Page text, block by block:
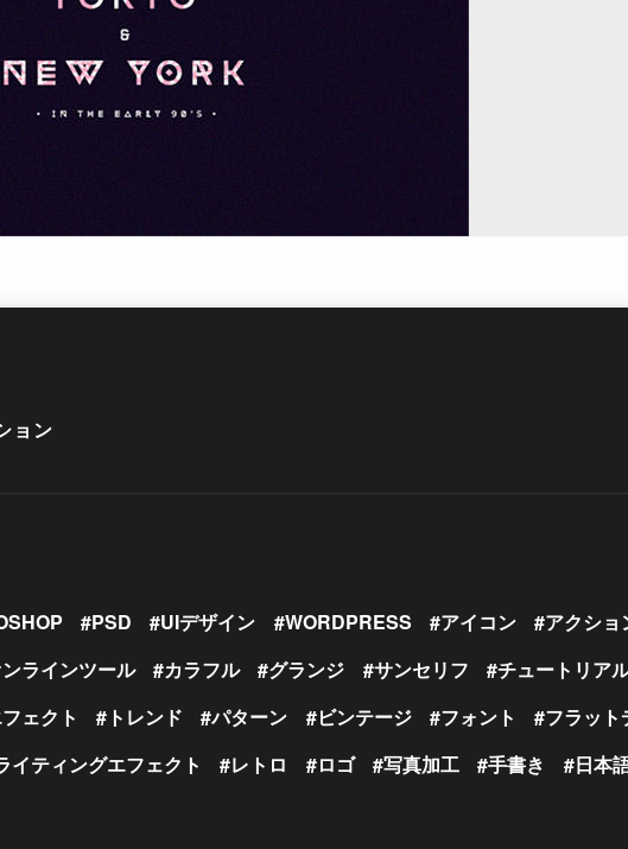
ョン
PSD UIデザイン WORDPRESS アイコン
アクショ
ラインツール カラフル グランジ サンセリフ チュートリア
ェクト トレンド パターン ビンテージ フォント フラット
イティングエフェクト レトロ ロゴ 写真加工 手書き 日本